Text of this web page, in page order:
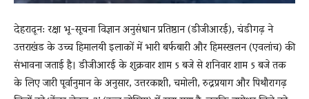
देहरादून: रक्षा भू-सूचना विज्ञान अनुसंधान प्रतिष्ठान (डीजीआरई), चंडीगढ़ ने
उत्तराखंड के उच्च हिमालयी इलाकों में भारी बर्फबारी और हिमस्खलन (एवलांच) की
संभावना जताई है। डीजीआरई के शुक्रवार शाम 5 बजे से शनिवार शाम 5 बजे तक
के लिए जारी पूर्वानुमान के अनुसार, उत्तरकाशी, चमोली, रुद्रप्रयाग और पिथौरागढ़